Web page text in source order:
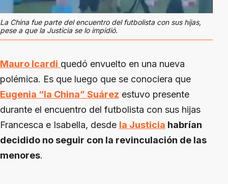
La China fue parte del encuentro del futbolista con sus hijas,
pese a que la Justicia se lo impidió.
Mauro Icardi quedó envuelto en una nueva
polémica. Es que luego que se conociera que
Eugenia “la China” Suárez estuvo presente
durante el encuentro del futbolista con sus hijas
Francesca e Isabella, desde la Justicia habrían
decidido no seguir con la revinculación de las
menores.